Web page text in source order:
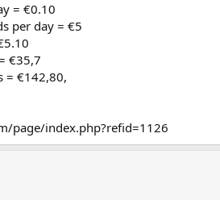
= €0.10
per day = €5
€35,7
= €142,80,
page/index.php?refid=1126